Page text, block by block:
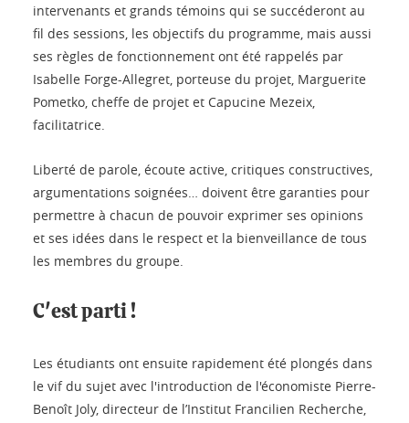
intervenants et grands témoins qui se succéderont au
fil des sessions, les objectifs du programme, mais aussi
ses règles de fonctionnement ont été rappelés par
Isabelle Forge-Allegret, porteuse du projet, Marguerite
Pometko, cheffe de projet et Capucine Mezeix,
facilitatrice.
Liberté de parole, écoute active, critiques constructives,
argumentations soignées… doivent être garanties pour
permettre à chacun de pouvoir exprimer ses opinions
et ses idées dans le respect et la bienveillance de tous
les membres du groupe.
C'est parti !
Les étudiants ont ensuite rapidement été plongés dans
le vif du sujet avec l'introduction de l'économiste Pierre-
Benoît Joly, directeur de l’Institut Francilien Recherche,